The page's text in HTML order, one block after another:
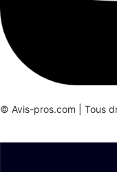
© Avis-pros.com | Tous